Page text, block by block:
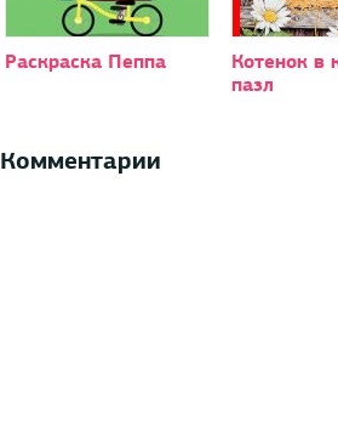
Раскраска Пеппа
Котенок в
пазл
Комментарии